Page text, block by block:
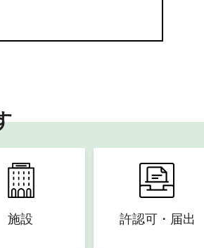
施設 許認可・届出